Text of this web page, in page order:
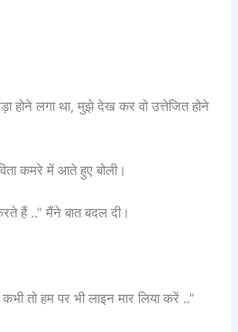
होने लगा था, मुझे देख कर वो उत्तेजित होने
कमरे में आते हुए बोली।
हैं ..” मैंने बात बदल दी।
तो हम पर भी लाइन मार लिया करें ..”